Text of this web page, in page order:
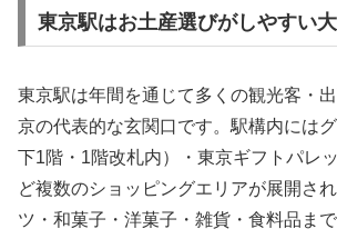
東京駅はお土産選びがしやすい
東京駅は年間を通じて多くの観光客・
京の代表的な玄関口です。駅構内には
下1階・1階改札内）・東京ギフトパレ
ど複数のショッピングエリアが展開さ
ツ・和菓子・洋菓子・雑貨・食料品ま